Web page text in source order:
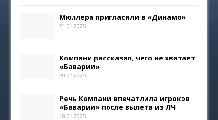
Мюллера пригласили в «Динамо»
21.04.2025
Компани рассказал, чего не хватает
«Баварии»
20.04.2025
Речь Компани впечатлила игроков
«Баварии» после вылета из ЛЧ
18.04.2025